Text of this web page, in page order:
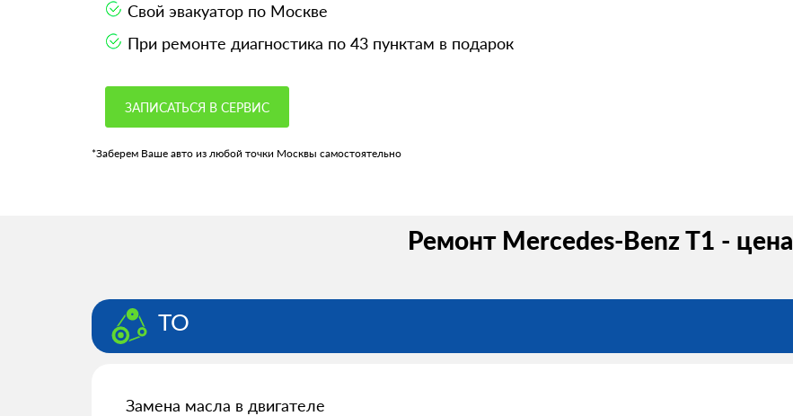
Свой эвакуатор по Москве
При ремонте диагностика по 43 пунктам в подарок
ЗАПИСАТЬСЯ В СЕРВИС
*Заберем Ваше авто из любой точки Москвы самостоятельно
Ремонт Mercedes-Benz T1 - цена
ТО
Замена масла в двигателе